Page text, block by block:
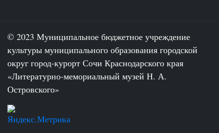
© 2023 Муниципальное бюджетное учреждение
культуры муниципального образования городской
округ город-курорт Сочи Краснодарского края
«Литературно-мемориальный музей Н. А.
Островского»